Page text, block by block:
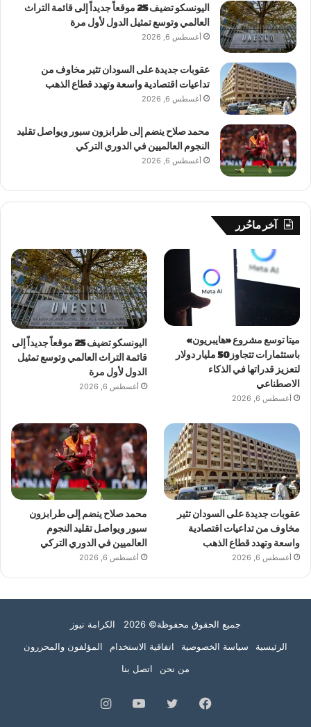
اليونسكو تضيف 25 موقعاً جديداً إلى قائمة التراث
العالمي وتوسع تمثيل الدول لأول مرة
أغسطس 6, 2026
عقوبات جديدة على السودان تثير مخاوف من
تداعيات اقتصادية واسعة وتهدد قطاع الذهب
أغسطس 6, 2026
محمد صلاح ينضم إلى طرابزون سبور ويواصل تقليد
النجوم العالميين في الدوري التركي
أغسطس 6, 2026
آخر ماحُرر
ميتا توسع مشروع «هايبريون»
باستثمارات تتجاوز 50 مليار دولار
لتعزيز قدراتها في الذكاء
الاصطناعي
أغسطس 6, 2026
اليونسكو تضيف 25 موقعاً جديداً إلى
قائمة التراث العالمي وتوسع تمثيل
الدول لأول مرة
أغسطس 6, 2026
عقوبات جديدة على السودان تثير
مخاوف من تداعيات اقتصادية
واسعة وتهدد قطاع الذهب
أغسطس 6, 2026
محمد صلاح ينضم إلى طرابزون
سبور ويواصل تقليد النجوم
العالميين في الدوري التركي
أغسطس 6, 2026
جميع الحقوق محفوظة© 2026 الكرامة نيوز
الرئيسية
سياسة الخصوصية اتفاقية الاستخدام
المؤلفون والمحررون
من نحن
اتصل بنا
فيسبوك تويتر يوتيوبانستقرام